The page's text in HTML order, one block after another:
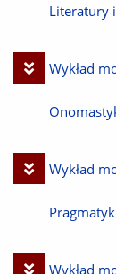
plik
Literatury
Pobierz
plik
Wykład
Pobierz
plik
Wykład
Pobierz
Wykład